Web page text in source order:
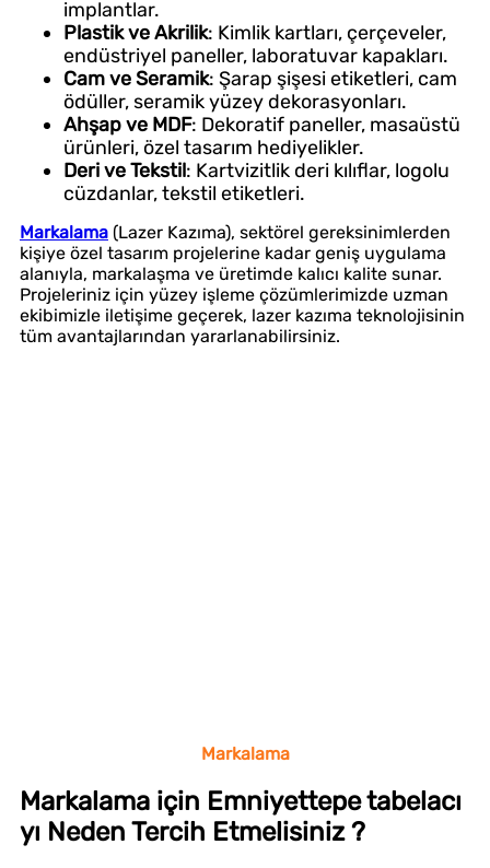
implantlar.
Plastik ve Akrilik: Kimlik kartları, çerçeveler,
endüstriyel paneller, laboratuvar kapakları.
Cam ve Seramik: Şarap şişesi etiketleri, cam
ödüller, seramik yüzey dekorasyonları.
Ahşap ve MDF: Dekoratif paneller, masaüstü
ürünleri, özel tasarım hediyelikler.
Deri ve Tekstil: Kartvizitlik deri kılıflar, logolu
cüzdanlar, tekstil etiketleri.
Markalama (Lazer Kazıma), sektörel gereksinimlerden
kişiye özel tasarım projelerine kadar geniş uygulama
alanıyla, markalaşma ve üretimde kalıcı kalite sunar.
Projeleriniz için yüzey işleme çözümlerimizde uzman
ekibimizle iletişime geçerek, lazer kazıma teknolojisinin
tüm avantajlarından yararlanabilirsiniz.
Markalama
Markalama için Emniyettepe tabelacı
yı Neden Tercih Etmelisiniz ?